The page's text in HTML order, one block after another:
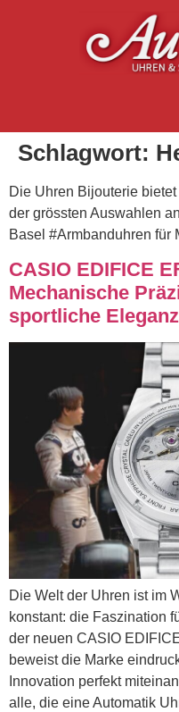
Schlagwort:
Die Uhren Bijouterie
der grössten Auswahlen
Basel #Armbanduhren für
CASIO EDIFICE
Mechanische
sportliche Eleganz
Die Welt der Uhren ist im
konstant: die Faszination
der neuen CASIO
beweist die Marke
Innovation perfekt
alle, die eine Automatik